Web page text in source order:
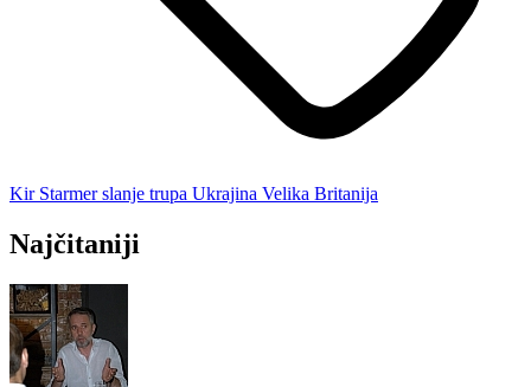
Kir Starmer slanje trupa Ukrajina Velika Britanija
Najčitaniji